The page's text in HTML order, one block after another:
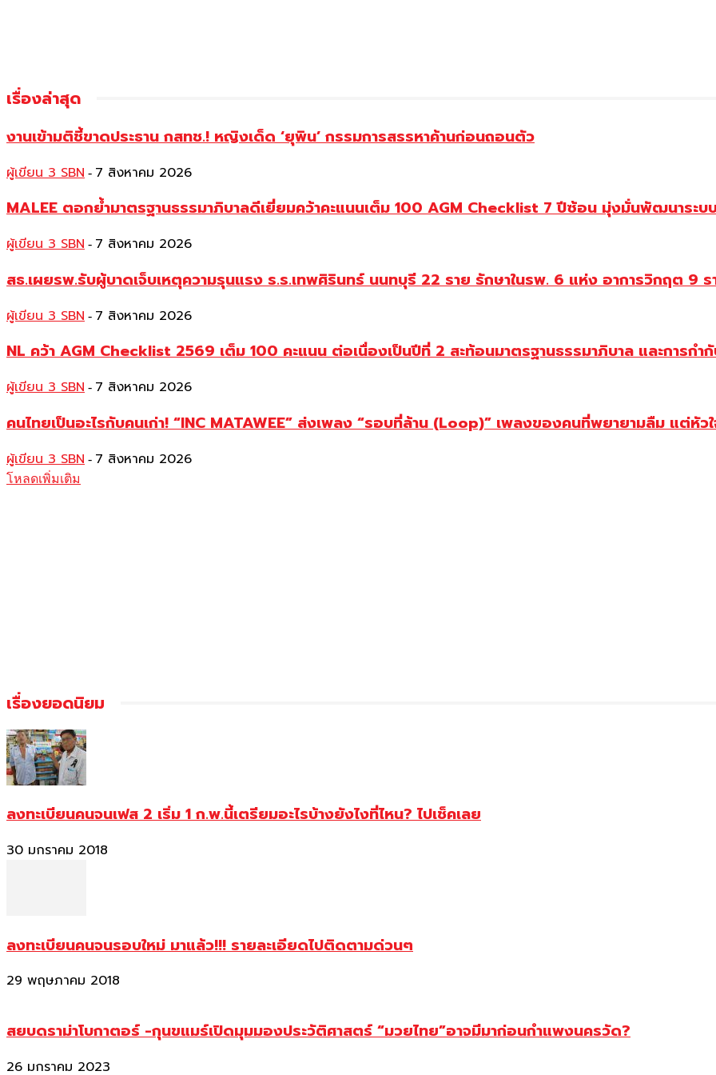
เรื่องล่าสุด
งานเข้ามติชี้ขาดประธาน กสทช.! หญิงเด็ด ‘ยุพิน’ กรรมการสรรหาค้านก่อนถอนตัว
ผู้เขียน 3 SBN - 7 สิงหาคม 2026
MALEE ตอกย้ำมาตรฐานธรรมาภิบาลดีเยี่ยมคว้าคะแนนเต็ม 100 AGM Checklist 7 ปีซ้อน มุ่งมั่นพัฒนาระบ
ผู้เขียน 3 SBN - 7 สิงหาคม 2026
สธ.เผยรพ.รับผู้บาดเจ็บเหตุความรุนแรง ร.ร.เทพศิรินทร์ นนทบุรี 22 ราย รักษาในรพ. 6 แห่ง อาการวิกฤต 9 ร
ผู้เขียน 3 SBN - 7 สิงหาคม 2026
NL คว้า AGM Checklist 2569 เต็ม 100 คะแนน ต่อเนื่องเป็นปีที่ 2 สะท้อนมาตรฐานธรรมาภิบาล และการกำ
ผู้เขียน 3 SBN - 7 สิงหาคม 2026
คนไทยเป็นอะไรกับคนเก่า! “INC MATAWEE” ส่งเพลง “รอบที่ล้าน (Loop)” เพลงของคนที่พยายามลืม แต่หัว
ผู้เขียน 3 SBN - 7 สิงหาคม 2026
โหลดเพิ่มเติม
เรื่องยอดนิยม
ลงทะเบียนคนจนเฟส 2 เริ่ม 1 ก.พ.นี้เตรียมอะไรบ้างยังไงที่ไหน? ไปเช็คเลย
30 มกราคม 2018
ลงทะเบียนคนจนรอบใหม่ มาแล้ว!!! รายละเอียดไปติดตามด่วนๆ
29 พฤษภาคม 2018
สยบดราม่าโบกาตอร์ -กุนขแมร์เปิดมุมมองประวัติศาสตร์ “มวยไทย”อาจมีมาก่อนกำแพงนครวัด?
26 มกราคม 2023